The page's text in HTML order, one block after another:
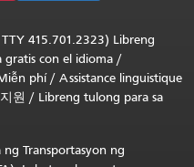
415.701.2323) Libreng
gratis con el idioma /
phí/ Assistance linguistique
원 / Libreng tulong para sa
Transportasyon ng